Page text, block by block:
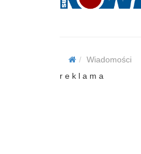
Wiadomości
r e k l a m a